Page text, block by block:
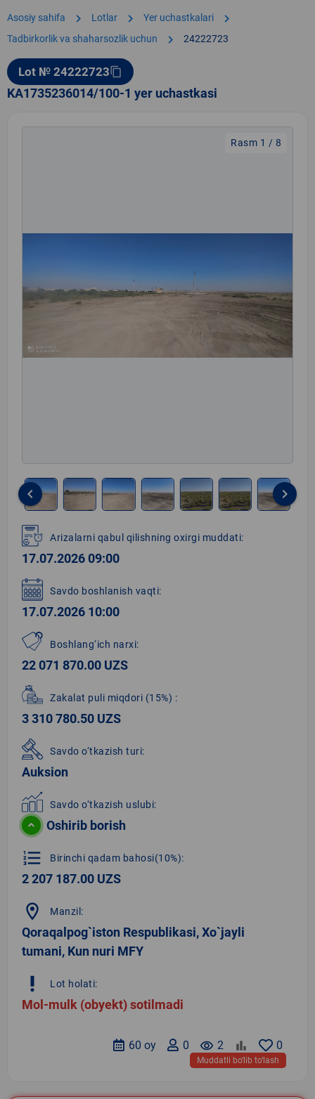
Asosiy sahifa chevron_right Lotlar chevron_right Yer uchastkalari chevron_right
Tadbirkorlik va shaharsozlik uchun chevron_right 24222723
Lot № 24222723content_copy
KA1735236014/100-1 yer uchastkasi
Rasm 1 / 8
1
of
8
keyboard_arrow_left keyboard_arrow_right
Arizalarni qabul qilishning oxirgi muddati:
17.07.2026 09:00
Savdo boshlanish vaqti:
17.07.2026 10:00
Boshlang‘ich narxi:
22 071 870.00 UZS
Zakalat puli miqdori (15%) :
3 310 780.50 UZS
Savdo o‘tkazish turi:
Auksion
Savdo o‘tkazish uslubi:
Oshirib borish
format_list_numbered Birinchi qadam bahosi(10%):
2 207 187.00 UZS
location_on Manzil:
Qoraqalpog`iston Respublikasi, Xo`jayli
tumani, Kun nuri MFY
priority_high Lot holati:
Mol-mulk (obyekt) sotilmadi
0
remove_red_eye 2
0
60 oy
Muddatli bo‘lib to‘lash